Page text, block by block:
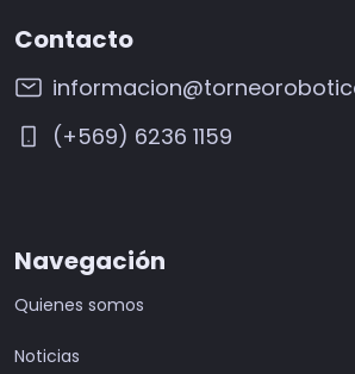
Contacto
(+569) 6236 1159
Navegación
Quienes somos
Noticias